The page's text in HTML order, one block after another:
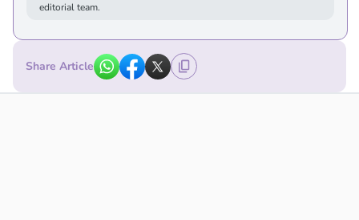
editorial team.
Share Article